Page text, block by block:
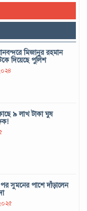
মিজানুর রহমান
দিয়েছে পুলিশ
৯ লাখ টাকা ঘুষ
পর সুমনের পাশে দাঁড়ালেন